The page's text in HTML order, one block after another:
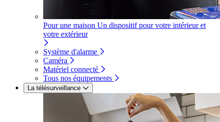
Pour une maison Un dispositif pour votre intérieur et
votre extérieur
Système d'alarme
Caméra
Matériel connecté
Tous nos équipements
La télésurveillance